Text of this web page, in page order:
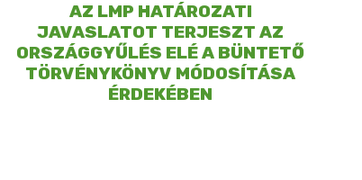
AZ LMP HATÁROZATI
JAVASLATOT TERJESZT AZ
ORSZÁGGYŰLÉS ELÉ A BÜNTETŐ
TÖRVÉNYKÖNYV MÓDOSÍTÁSA
ÉRDEKÉBEN